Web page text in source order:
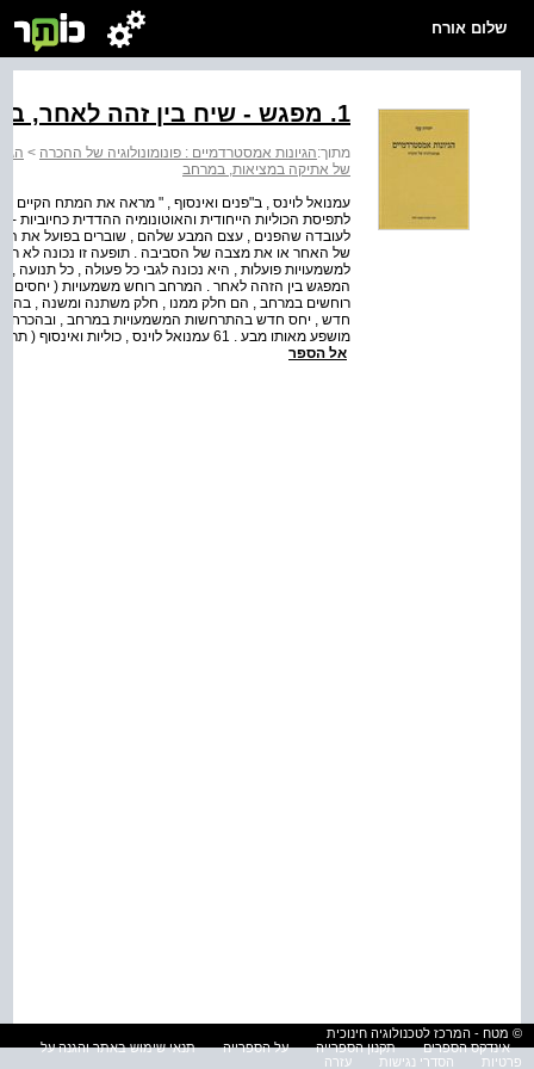
שלום אורח
1. מפגש - שיח בין זהה לאחר, בין סופי לאינסופי
מתוך:הגיונות אמסטרדמיים : פונומונולוגיה של ההכרה >
של אתיקה במציאות, במרחב
עמנואל לוינס , ב"פנים ואינסוף , " מראה את המתח הקיים
לתפיסת הכוליות הייחודית והאוטונומיה ההדדית
לעובדה שהפנים , עצם המבע שלהם , שוברים בפועל את
של האחר או את מצבה של הסביבה . תופעה זו נכונה לא רק
למשמעויות פועלות , היא נכונה לגבי כל פעולה , כל
המפגש בין הזהה לאחר . המרחב רוחש משמעויות (
רוחשים במרחב , הם חלק ממנו , חלק משתנה ומשנה , בהיותם
חדש , יחס חדש בהתרחשות המשמעויות במרחב , ובהכרח
אל הספר
© מטח - המרכז לטכנולוגיה חינוכית
אינדקס הספרים
תקנון הספרייה על הספרייה
תנאי שימוש באתר והגנה על
פרטיות
הסדרי נגישות עזרה